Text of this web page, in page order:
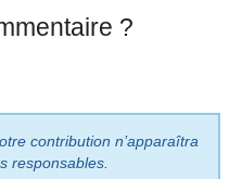
?
contribution n’apparaîtra
responsables.